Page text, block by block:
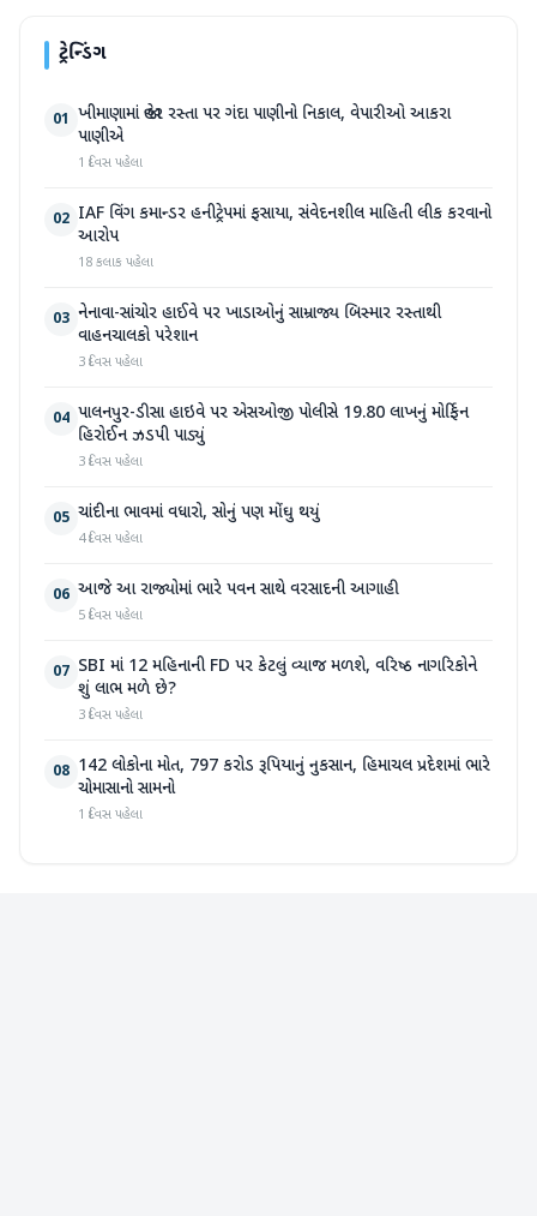
ટ્રેન્ડિંગ
01 ખીમાણામાં જાહેર રસ્તા પર ગંદા પાણીનો નિકાલ, વેપારીઓ આકરા
પાણીએ
1 દિવસ પહેલા
02 IAF વિંગ કમાન્ડર હનીટ્રેપમાં ફસાયા, સંવેદનશીલ માહિતી લીક કરવાનો
આરોપ
18 કલાક પહેલા
03 નેનાવા-સાંચોર હાઈવે પર ખાડાઓનું સામ્રાજ્ય બિસ્માર રસ્તાથી
વાહનચાલકો પરેશાન
3 દિવસ પહેલા
04 પાલનપુર-ડીસા હાઇવે પર એસઓજી પોલીસે 19.80 લાખનું મોર્ફિન
હિરોઈન ઝડપી પાડ્યું
3 દિવસ પહેલા
05 ચાંદીના ભાવમાં વધારો, સોનું પણ મોંઘુ થયું
4 દિવસ પહેલા
06 આજે આ રાજ્યોમાં ભારે પવન સાથે વરસાદની આગાહી
5 દિવસ પહેલા
07 SBI માં 12 મહિનાની FD પર કેટલું વ્યાજ મળશે, વરિષ્ઠ નાગરિકોને
શું લાભ મળે છે?
3 દિવસ પહેલા
08 142 લોકોના મોત, 797 કરોડ રૂપિયાનું નુકસાન, હિમાચલ પ્રદેશમાં ભારે
ચોમાસાનો સામનો
1 દિવસ પહેલા